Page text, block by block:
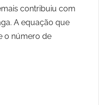
contribuiu com
A equação que
o número de